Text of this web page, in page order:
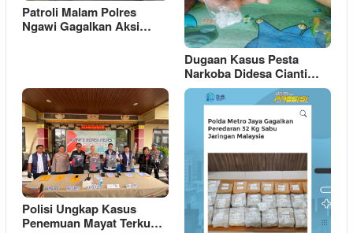
Patroli Malam Polres
Ngawi Gagalkan Aksi…
Dugaan Kasus Pesta
Narkoba Didesa Cianti…
Polisi Ungkap Kasus
Penemuan Mayat Terku…